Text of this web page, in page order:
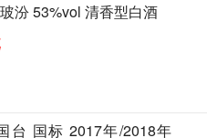
汾 53%vol 清香型白酒
台 国标 2017年/2018年